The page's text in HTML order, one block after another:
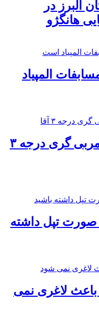
البرز در
هانگژو
المپیاد
کلاس تئوری مربی گری درجه ۳
صورت تپل داشته
لاغری نمی